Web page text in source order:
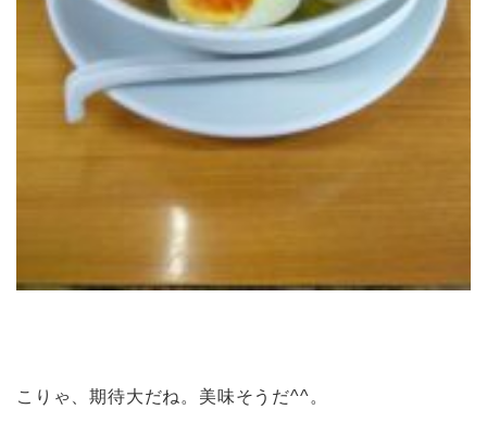
こりゃ、期待大だね。美味そうだ^^。